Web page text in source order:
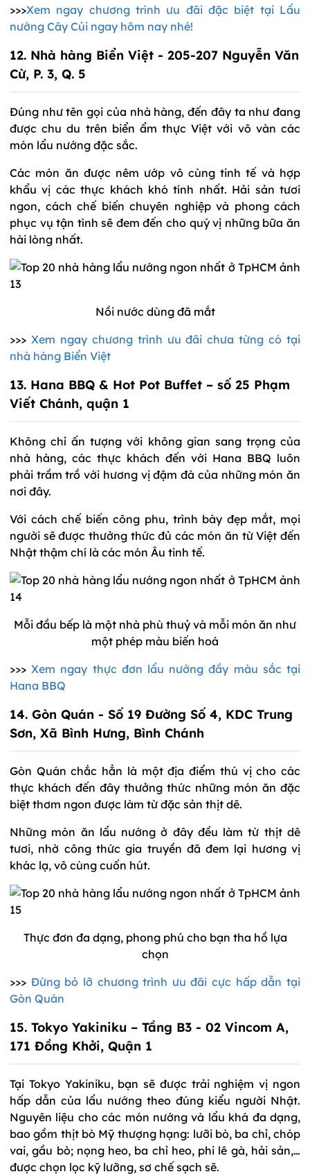
>>>Xem ngay chương trình ưu đãi đặc biệt tại Lẩu
nướng Cây Củi ngay hôm nay nhé!
12. Nhà hàng Biển Việt - 205-207 Nguyễn Văn
Cừ, P. 3, Q. 5
Đúng như tên gọi của nhà hàng, đến đây ta như đang
được chu du trên biển ẩm thực Việt với vô vàn các
món lẩu nướng đặc sắc.
Các món ăn được nêm ướp vô cùng tinh tế và hợp
khẩu vị các thực khách khó tính nhất. Hải sản tươi
ngon, cách chế biến chuyên nghiệp và phong cách
phục vụ tận tình sẽ đem đến cho quý vị những bữa ăn
hài lòng nhất.
Nồi nước dùng đã mắt
>>> Xem ngay chương trình ưu đãi chưa từng có tại
nhà hàng Biển Việt
13. Hana BBQ & Hot Pot Buffet – số 25 Phạm
Viết Chánh, quận 1
Không chỉ ấn tượng với không gian sang trọng của
nhà hàng, các thực khách đến với Hana BBQ luôn
phải trầm trồ với hương vị đậm đà của những món ăn
nơi đây.
Với cách chế biến công phu, trình bày đẹp mắt, mọi
người sẽ được thưởng thức đủ các món ăn từ Việt đến
Nhật thậm chí là các món Âu tinh tế.
Mỗi đầu bếp là một nhà phù thuỷ và mỗi món ăn như
một phép màu biến hoá
>>> Xem ngay thực đơn lẩu nướng đầy màu sắc tại
Hana BBQ
14. Gòn Quán - Số 19 Đường Số 4, KDC Trung
Sơn, Xã Bình Hưng, Bình Chánh
Gòn Quán chắc hẳn là một địa điểm thú vị cho các
thực khách đến đây thưởng thức những món ăn đặc
biệt thơm ngon được làm từ đặc sản thịt dê.
Những món ăn lẩu nướng ở đây đều làm từ thịt dê
tươi, nhờ công thức gia truyền đã đem lại hương vị
khác lạ, vô cùng cuốn hút.
Thực đơn đa dạng, phong phú cho bạn tha hồ lựa
chọn
>>> Đừng bỏ lỡ chương trình ưu đãi cực hấp dẫn tại
Gòn Quán
15. Tokyo Yakiniku – Tầng B3 - 02 Vincom A,
171 Đồng Khởi, Quận 1
Tại Tokyo Yakiniku, bạn sẽ được trải nghiệm vị ngon
hấp dẫn của lẩu nướng theo đúng kiểu người Nhật.
Nguyên liệu cho các món nướng và lẩu khá đa dạng,
bao gồm thịt bò Mỹ thượng hạng: lưỡi bò, ba chỉ, chóp
vai, gầu bò; nọng heo, ba chỉ heo, phi lê gà, hải sản,…
được chọn lọc kỹ lưỡng, sơ chế sạch sẽ.